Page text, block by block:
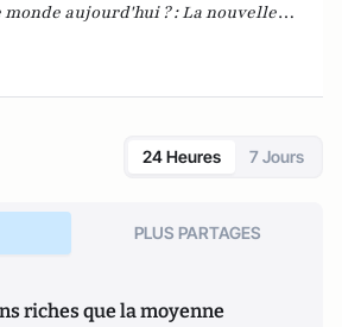
aujourd'hui ? : La nouvelle
d'Ankara
du Toucan),La statégie de
conquête et d'infiltration des frères
et dans le monde(Editions de
24 Heures 7 Jours
PLUS PARTAGES
riches que la moyenne